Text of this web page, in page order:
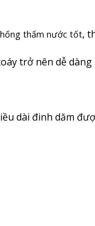
thấm nước tốt,
trở nên dễ dàng
dài đinh dăm